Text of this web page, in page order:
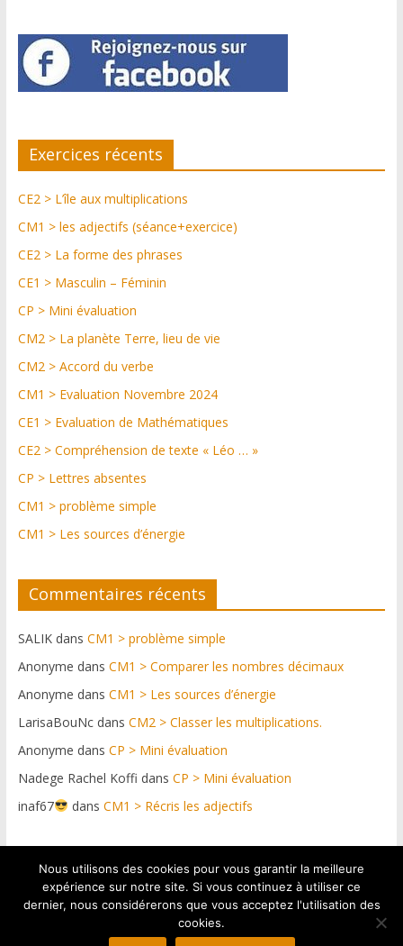
Exercices récents
CE2 > L’île aux multiplications
CM1 > les adjectifs (séance+exercice)
CE2 > La forme des phrases
CE1 > Masculin – Féminin
CP > Mini évaluation
CM2 > La planète Terre, lieu de vie
CM2 > Accord du verbe
CM1 > Evaluation Novembre 2024
CE1 > Evaluation de Mathématiques
CE2 > Compréhension de texte « Léo … »
CP > Lettres absentes
CM1 > problème simple
CM1 > Les sources d’énergie
Commentaires récents
SALIKdans CM1 > problème simple
Anonyme dans CM1 > Comparer les nombres décimaux
Anonyme dans CM1 > Les sources d’énergie
LarisaBouNcdans CM2 > Classer les multiplications.
Anonyme dans CP > Mini évaluation
Nadege Rachel Koffi dans CP > Mini évaluation
inaf67
dans CM1 > Récris les adjectifs
Plateforme web conçue par https://netdif.fr & graphismes
: Pascal Graul
Nous utilisons des cookies pour vous garantir la meilleure
expérience sur notre site. Si vous continuez à utiliser ce
dernier, nous considérerons que vous acceptez l'utilisation des
cookies.